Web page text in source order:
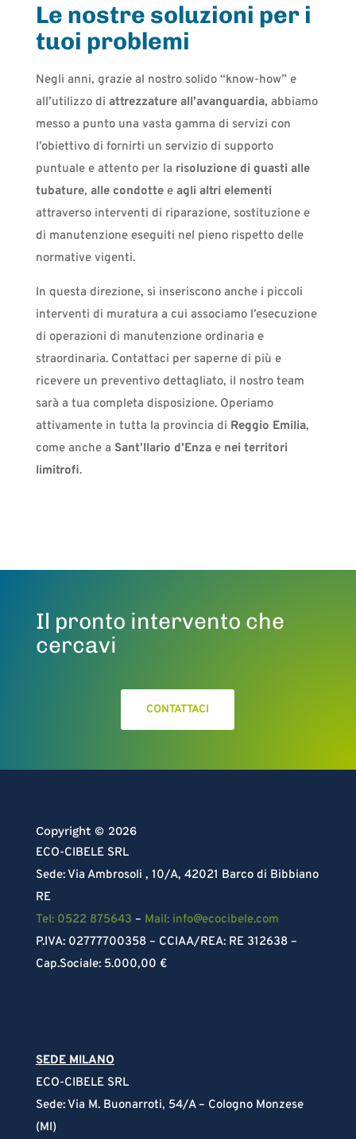
Le nostre soluzioni per i
tuoi problemi
Negli anni, grazie al nostro solido “know-how” e
all’utilizzo di attrezzature all’avanguardia, abbiamo
messo a punto una vasta gamma di servizi con
l’obiettivo di fornirti un servizio di supporto
puntuale e attento per la risoluzione di guasti alle
tubature, alle condottee agli altri elementi
attraverso interventi di riparazione, sostituzione e
di manutenzione eseguiti nel pieno rispetto delle
normative vigenti.
In questa direzione, si inseriscono anche i piccoli
interventi di muratura a cui associamo l’esecuzione
di operazioni di manutenzione ordinaria e
straordinaria. Contattaci per saperne di più e
ricevere un preventivo dettagliato, il nostro team
sarà a tua completa disposizione. Operiamo
attivamente in tutta la provincia di Reggio Emilia,
come anche a Sant’Ilario d’Enzae nei territori
limitrofi.
Il pronto intervento che
cercavi
CONTATTACI
Copyright © 2026
ECO-CIBELE SRL
Sede: Via Ambrosoli , 10/A, 42021 Barco di Bibbiano
RE
Tel: 0522 875643 – Mail: info@ecocibele.com
P.IVA: 02777700358 – CCIAA/REA: RE 312638 –
Cap.Sociale: 5.000,00 €
SEDE MILANO
ECO-CIBELE SRL
Sede: Via M. Buonarroti, 54/A – Cologno Monzese
(MI)